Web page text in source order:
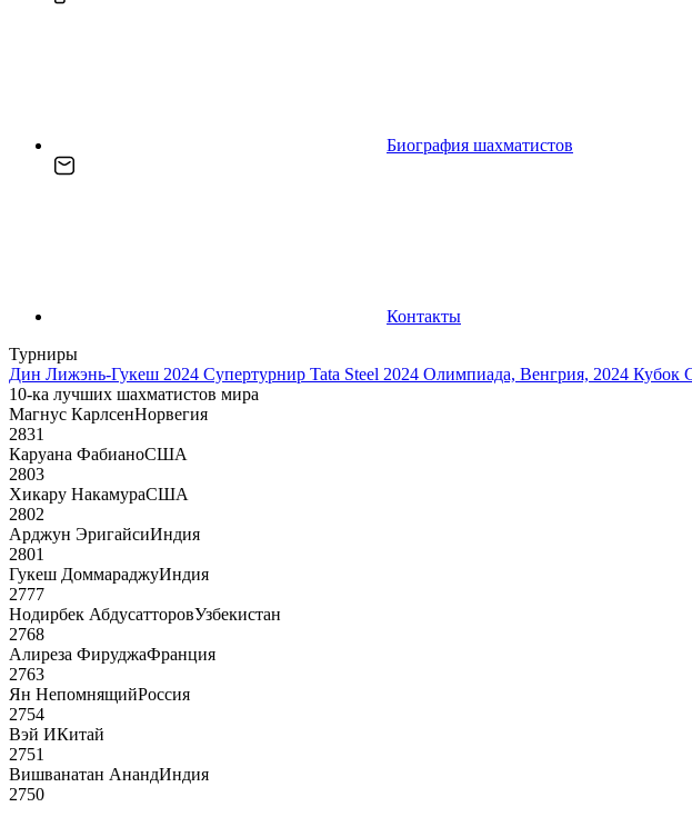
Биография шахматистов
Контакты
Турниры
Дин Лижэнь-Гукеш 2024 Супертурнир Tata Steel 2024 Олимпиада, Венгрия, 2024 Кубок
10-ка лучших шахматистов мира
Магнус КарлсенНорвегия
2831
Каруана ФабианоСША
2803
Хикару НакамураСША
2802
Арджун ЭригайсиИндия
2801
Гукеш ДоммараджуИндия
2777
Нодирбек АбдусатторовУзбекистан
2768
Алиреза ФируджаФранция
2763
Ян НепомнящийРоссия
2754
Вэй ИКитай
2751
Вишванатан АнандИндия
2750